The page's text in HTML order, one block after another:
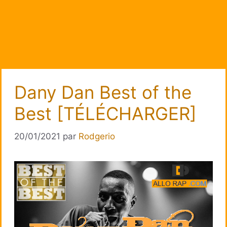
Dany Dan Best of the
Best [TÉLÉCHARGER]
20/01/2021 par Rodgerio